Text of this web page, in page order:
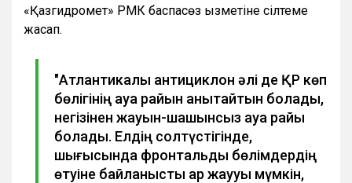
«Қазгидромет» РМК баспасөз қызметіне сілтеме
жасап.
"Атлантикалық антициклон әлі де ҚР көп
бөлігінің ауа райын анықтайтын болады,
негізінен жауын-шашынсыз ауа райы
болады. Елдің солтүстігінде,
шығысында фронтальды бөлімдердің
өтуіне байланысты қар жаууы мүмкін,